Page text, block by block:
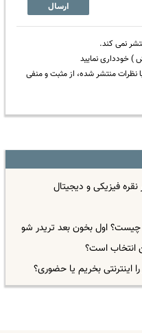
ارسال
نمی کند.
) خودداری نمایید
نظرات منتشر شده، از مثبت و منفی
فیزیکی و دیجیتال
اول بخون بعد تریدر شو
اینترنتی بخریم یا حضوری؟